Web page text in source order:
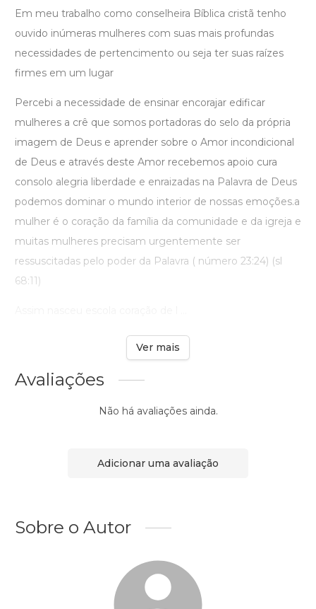
Em meu trabalho como conselheira Bíblica cristã tenho
ouvido inúmeras mulheres com suas mais profundas
necessidades de pertencimento ou seja ter suas raízes
firmes em um lugar
Percebi a necessidade de ensinar encorajar edificar
mulheres a crê que somos portadoras do selo da própria
imagem de Deus e aprender sobre o Amor incondicional
de Deus e através deste Amor recebemos apoio cura
consolo alegria liberdade e enraizadas na Palavra de Deus
podemos dominar o mundo interior de nossas emoções.a
mulher é o coração da família da comunidade e da igreja e
muitas mulheres precisam urgentemente ser
ressuscitadas pelo poder da Palavra ( número 23:24) (sl
68:11)
Ver mais
Avaliações
Não há avaliações ainda.
Adicionar uma avaliação
Sobre o Autor